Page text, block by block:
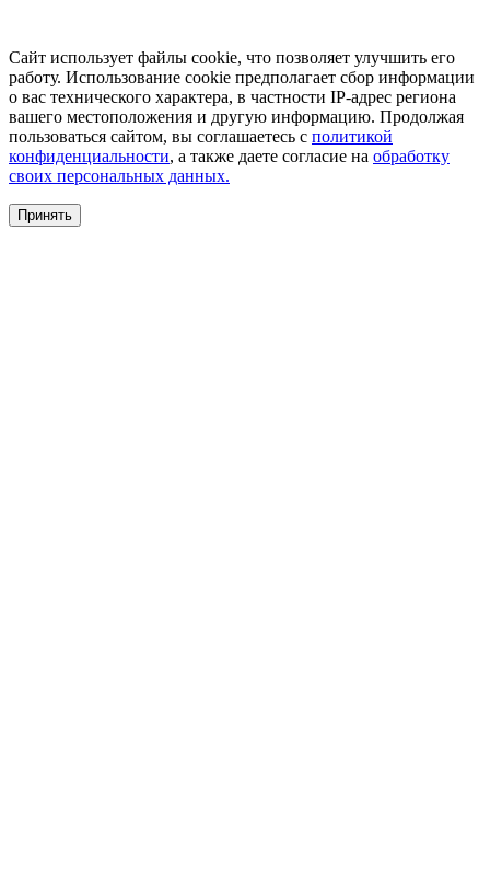
Сайт использует файлы cookie, что позволяет улучшить его
работу. Использование cookie предполагает сбор информации
о вас технического характера, в частности IP-адрес региона
вашего местоположения и другую информацию. Продолжая
пользоваться сайтом, вы соглашаетесь с политикой
конфиденциальности, а также даете согласие на обработку
своих персональных данных.
Принять